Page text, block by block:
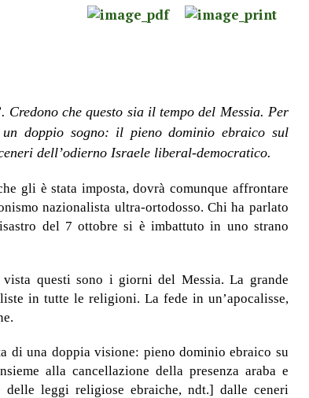
che questo sia il tempo del Messia. Per
doppio sogno: il pieno dominio ebraico sul
dell’odierno Israele liberal-democratico.
gli è stata imposta, dovrà comunque affrontare
nazionalista ultra-ortodosso. Chi ha parlato
del 7 ottobre si è imbattuto in uno strano
questi sono i giorni del Messia. La grande
in tutte le religioni. La fede in un’apocalisse,
di una doppia visione: pieno dominio ebraico su
alla cancellazione della presenza araba e
delle leggi religiose ebraiche, ndt.] dalle ceneri